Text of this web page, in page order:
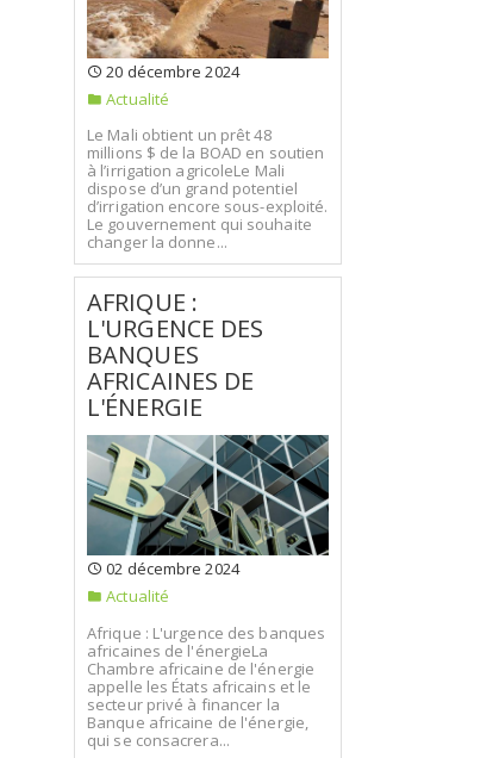
20 décembre 2024
Actualité
Le Mali obtient un prêt 48
millions $ de la BOAD en soutien
à l’irrigation agricoleLe Mali
dispose d’un grand potentiel
d’irrigation encore sous-exploité.
Le gouvernement qui souhaite
changer la donne...
AFRIQUE :
L'URGENCE DES
BANQUES
AFRICAINES DE
L'ÉNERGIE
02 décembre 2024
Actualité
Afrique : L'urgence des banques
africaines de l'énergieLa
Chambre africaine de l'énergie
appelle les États africains et le
secteur privé à financer la
Banque africaine de l'énergie,
qui se consacrera...